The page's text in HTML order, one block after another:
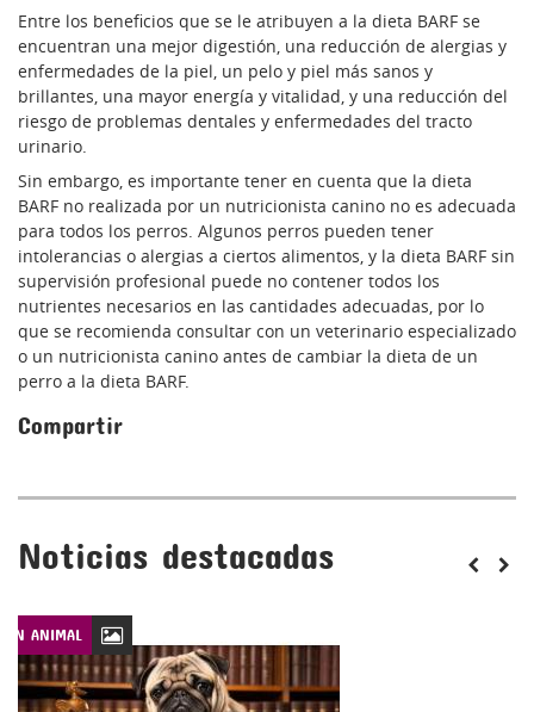
Entre los beneficios que se le atribuyen a la dieta BARF se
encuentran una mejor digestión, una reducción de alergias y
enfermedades de la piel, un pelo y piel más sanos y
brillantes, una mayor energía y vitalidad, y una reducción del
riesgo de problemas dentales y enfermedades del tracto
urinario.
Sin embargo, es importante tener en cuenta que la dieta
BARF no realizada por un nutricionista canino no es adecuada
para todos los perros. Algunos perros pueden tener
intolerancias o alergias a ciertos alimentos, y la dieta BARF sin
supervisión profesional puede no contener todos los
nutrientes necesarios en las cantidades adecuadas, por lo
que se recomienda consultar con un veterinario especializado
o un nutricionista canino antes de cambiar la dieta de un
perro a la dieta BARF.
Compartir
Noticias destacadas
ANIMAL